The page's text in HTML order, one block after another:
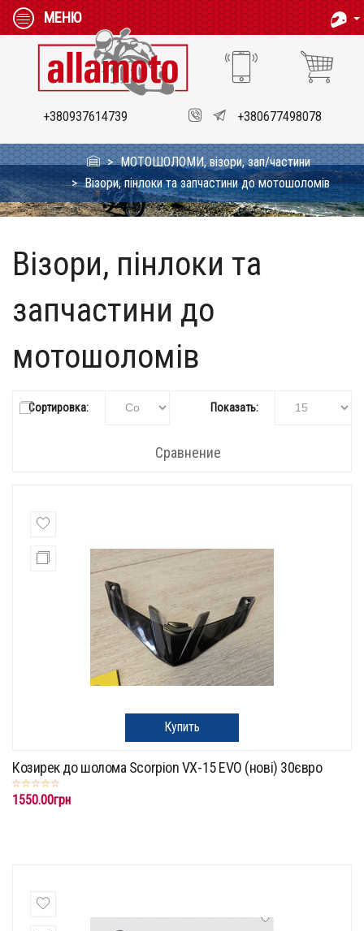
МЕНЮ
+380937614739 +380677498078
МОТОШОЛОМИ, візори, зап/частини
Візори, пінлоки та запчастини до мотошоломів
Візори, пінлоки та
запчастини до
мотошоломів
Сортировка: Показать:
Сравнение
Купить
Козирек до шолома Scorpion VX-15 EVO (нові) 30євро
1550.00грн